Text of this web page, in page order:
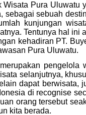
Pura Uluwatu
sebuah
kunjungan
Tentunya hal
kehadiran PT.
Pura Uluwatu.
pengelola
selanjutnya,
dapat berwisata,
di recognise
orang tersebut
kita berada.